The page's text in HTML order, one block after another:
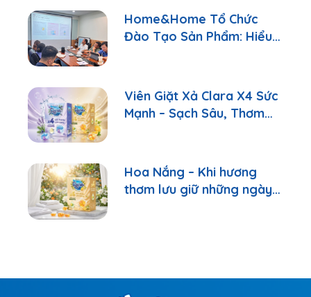
Home&Home Tổ Chức
Đào Tạo Sản Phẩm: Hiểu
Viên Giặt Xả Clara X4 Sức
Mạnh – Sạch Sâu, Thơm
Hoa Nắng – Khi hương
thơm lưu giữ những ngày